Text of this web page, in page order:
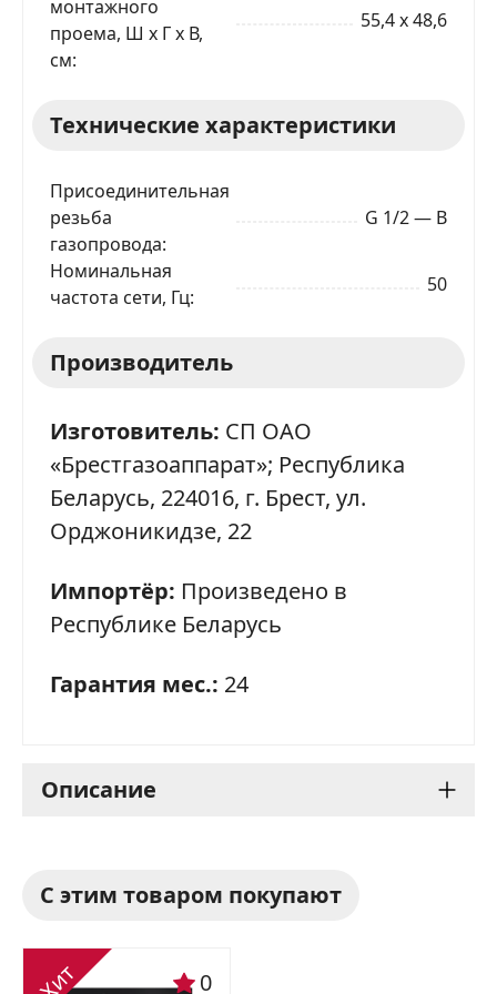
монтажного
проема, Ш x Г x В,
см
55,4 x 48,6
Технические характеристики
Присоединительная
резьба
газопровода
G 1/2 — В
Номинальная
частота сети, Гц
50
Производитель
Изготовитель: СП ОАО
«Брестгазоаппарат»; Республика
Беларусь, 224016, г. Брест, ул.
Орджоникидзе, 22
Импортёр: Произведено в
Республике Беларусь
Гарантия мес.: 24
Описание
2231-08 Р3 - стильная и
функциональная
С этим товаром покупают
Хит 0
Я даю согласие на обработку моих персональных
данных в соответствии С ПРАВИЛАМИ
площадки
ОТПРАВИТЬ ЗАЯВКУ